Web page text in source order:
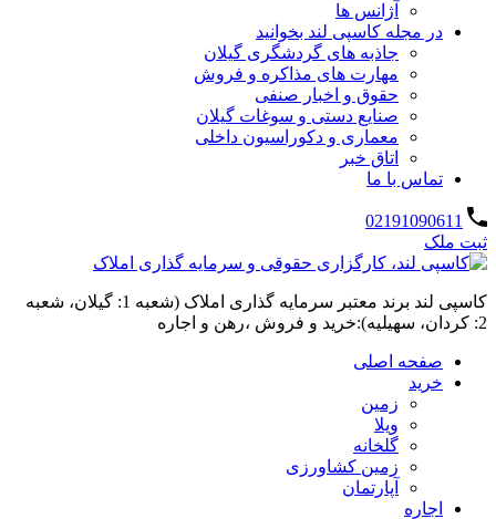
آژانس ها
در مجله کاسپی لند بخوانید
جاذبه های گردشگری گیلان
مهارت های مذاکره و فروش
حقوق و اخبار صنفی
صنایع دستی و سوغات گیلان
معماری و دکوراسیون داخلی
اتاق خبر
تماس با ما
02191090611
ثبت ملک
کاسپی لند برند معتبر سرمایه گذاری املاک (شعبه 1: گیلان، شعبه
2: کردان، سهیلیه):خرید و فروش ،رهن و اجاره
صفحه اصلی
خرید
زمین
ویلا
گلخانه
زمین کشاورزی
آپارتمان
اجاره